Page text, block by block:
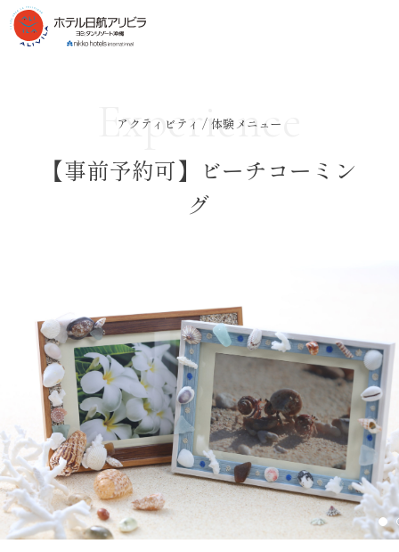
Experience
アクティビティ / 体験メニュー
【事前予約可】ビーチコーミン
グ